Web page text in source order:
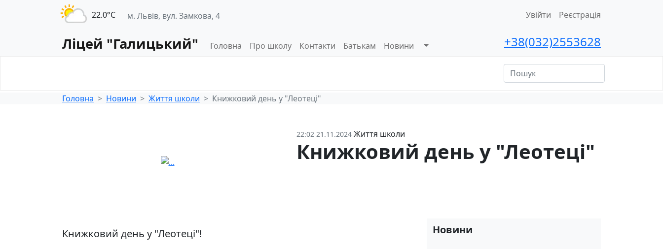
22.0°С м. Львів, вул. Замкова, 4 Увійти Реєстрація
Ліцей "Галицький" Головна Про школу Контакти Батькам Новини +38(032)2553628
Головна
Новини Життя школи Книжковий день у "Леотеці"
22:02 21.11.2024 Життя школи
Книжковий день у "Леотеці"
Книжковий день у "Леотеці"!
Новини